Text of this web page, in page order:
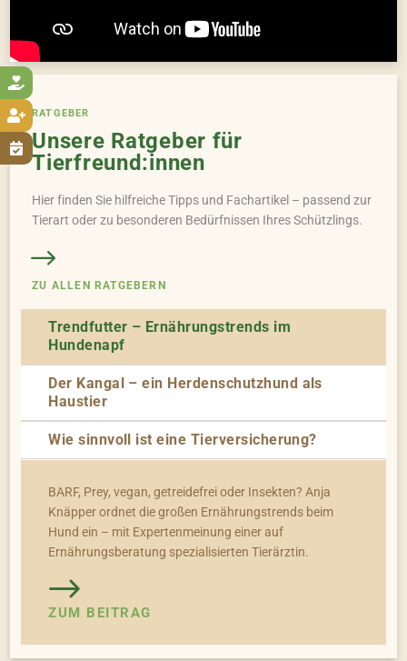



RATGEBER
Unsere Ratgeber für
Tierfreund:innen
Hier finden Sie hilfreiche Tipps und Fachartikel – passend zur
Tierart oder zu besonderen Bedürfnissen Ihres Schützlings.
ZU ALLEN RATGEBERN
Trendfutter – Ernährungstrends im
Hundenapf
Der Kangal – ein Herdenschutzhund als
Haustier
Wie sinnvoll ist eine Tierversicherung?
BARF, Prey, vegan, getreidefrei oder Insekten? Anja
Knäpper ordnet die großen Ernährungstrends beim
Hund ein – mit Expertenmeinung einer auf
Ernährungsberatung spezialisierten Tierärztin.
ZUM BEITRAG